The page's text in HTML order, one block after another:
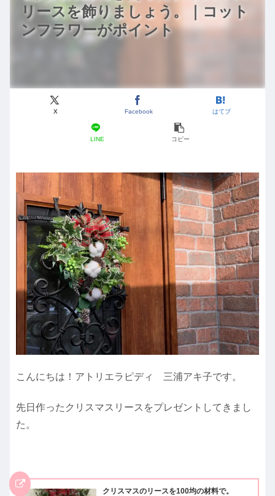
リースを飾りましょう。｜コット
ンフラワーがポイント
X Facebook はてブ
LINE コピー
こんにちは！アトリエラピディ 三浦アキ子です。
先日作ったクリスマスリースをプレゼントしてきまし
た。
クリスマスのリースを100均の材料で。